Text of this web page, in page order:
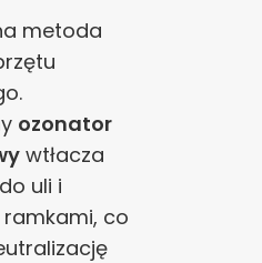
metoda
ozonator
wtłacza
do uli i
co